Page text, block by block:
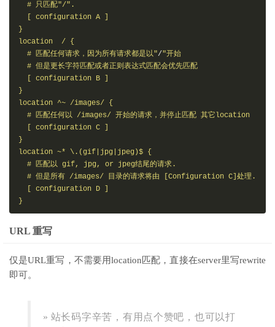
  # 只匹配"/".
  [ configuration A ]
}
location  / {
  # 匹配任何请求，因为所有请求都是以"
/"开始
  # 但是更长字符匹配或者正则表达式匹配会优先匹配
  [ configuration B ]
}
location ^~ /images/ {
  # 匹配任何以 /images/ 开始的请求，并停止匹配 其它location
  [ configuration C ]
}
location ~* \.(gif|jpg|jpeg)$ {
  # 匹配以 gif, jpg, or jpeg结尾的请求.
  # 但是所有 /images/ 目录的请求将由 [Configuration C]处理.
  [ configuration D ]
}
URL 重写
仅是URL重写，不需要用location匹配，直接在server里写rewrite
即可。
» 站长码字辛苦，有用点个赞吧，也可以打